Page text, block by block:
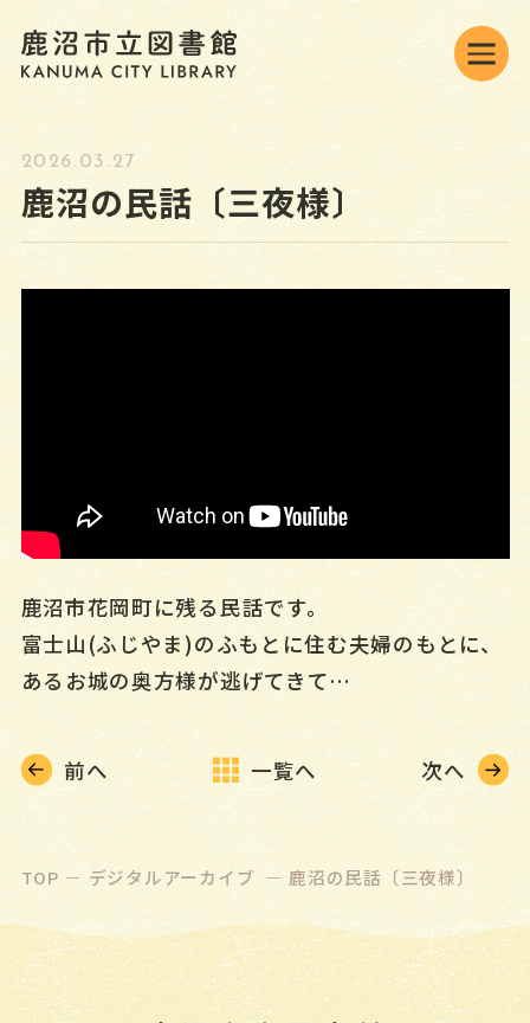
背景色変更 標準 黒 青
資料検索・予約
マイページ
かんたん検索
新着資料情報
栃木県内図書館横断検索
お知らせ NEWS
イベント EVENT
カレンダー CALENDAR
施設案内 FACILITY
2026.03.27
鹿沼の民話〔三夜様〕
鹿沼市花岡町に残る民話です。
富士山(ふじやま)のふもとに住む夫婦のもとに、
あるお城の奥方様が逃げてきて…
前へ 一覧へ 次へ
TOP デジタルアーカイブ 鹿沼の民話〔三夜様〕